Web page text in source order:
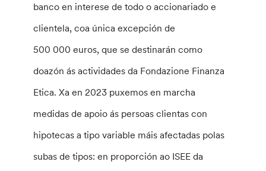
banco en interese de todo o accionariado e
clientela, coa única excepción de
500 000 euros, que se destinarán como
doazón ás actividades da Fondazione Finanza
Etica. Xa en 2023 puxemos en marcha
medidas de apoio ás persoas clientas con
hipotecas a tipo variable máis afectadas polas
subas de tipos: en proporción ao ISEE da